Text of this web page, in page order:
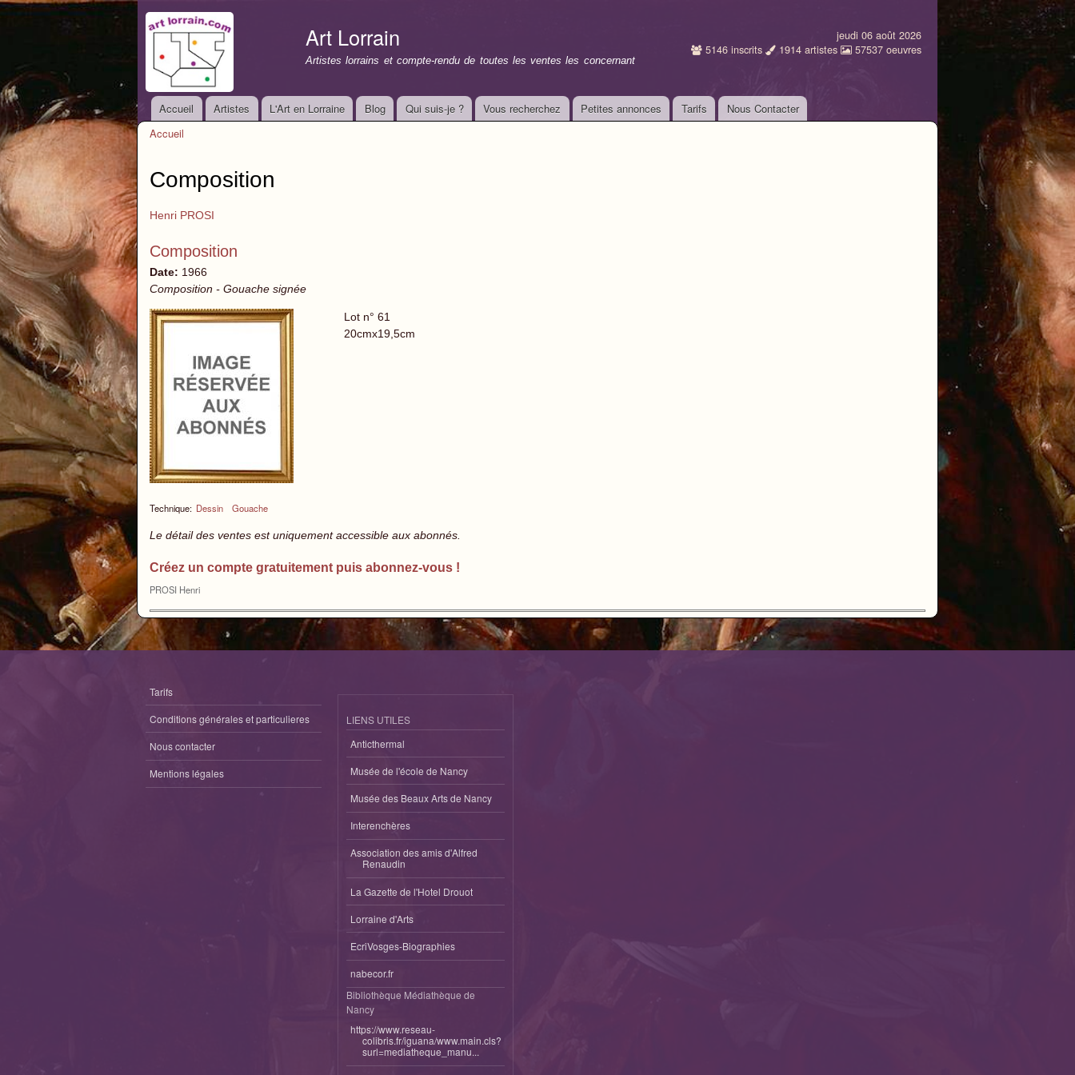
Art Lorrain
Artistes lorrains et compte-rendu de toutes les ventes les concernant
jeudi 06 août 2026
5146 inscrits 1914 artistes 57537 oeuvres
Menu principal
Accueil Artistes L'Art en Lorraine Blog Qui suis-je ? Vous recherchez Petites annonces Tarifs Nous Contacter
Accueil
Composition
Henri PROSI
Composition
Date: 1966
Composition - Gouache signée
Technique: Dessin Gouache
Lot n° 61
20cmx19,5cm
Le détail des ventes est uniquement accessible aux abonnés.
Créez un compte gratuitement puis abonnez-vous !
PROSI Henri
Tarifs
Conditions générales et particulieres
Nous contacter
Mentions légales
LIENS UTILES
Anticthermal
Musée de l'école de Nancy
Musée des Beaux Arts de Nancy
Interenchères
Association des amis d'Alfred
Renaudin
La Gazette de l'Hotel Drouot
Lorraine d'Arts
EcriVosges-Biographies
nabecor.fr
Bibliothèque Médiathèque de
Nancy
https://www.reseau-
colibris.fr/iguana/www.main.cls?
surl=mediatheque_manu...